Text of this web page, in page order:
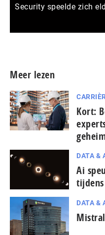
Security speelde zich
Meer lezen
Kort:
DATA &
Ai
DATA &